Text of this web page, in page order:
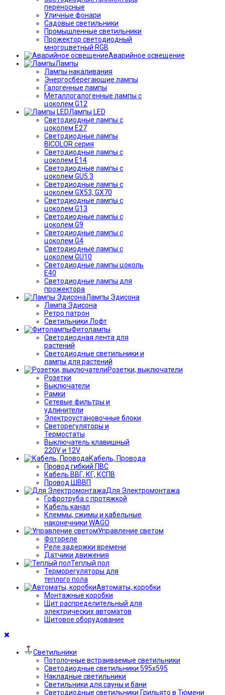
переносные
Уличные фонари
Садовые светильники
Промышленные светильники
Прожектор светодиодный
многоцветный RGB
Аварийное освещение
Лампы
Лампы накаливания
Энергосберегающие лампы
Галогенные лампы
Металлогалогенные лампы с
цоколем G12
Лампы LED
Светодиодные лампы с
цоколем E27
Светодиодные лампы
BICOLOR серия
Светодиодные лампы с
цоколем E14
Светодиодные лампы с
цоколем GU5.3
Светодиодные лампы с
цоколем GX53, GX70
Светодиодные лампы с
цоколем G13
Светодиодные лампы с
цоколем G9
Светодиодные лампы с
цоколем G4
Светодиодные лампы с
цоколем GU10
Светодиодные лампы цоколь
Е40
Светодиодные лампы для
прожектора
Лампы Эдисона
Лампа Эдисона
Ретро патрон
Светильники Лофт
Фитолампы
Светодиодная лента для
растений
Светодиодные светильники и
лампы для растений
Розетки, выключатели
Розетки
Выключатели
Рамки
Сетевые фильтры и
удлинители
Электроустановочные блоки
Светорегуляторы и
Термостаты
Выключатель клавишный
220V и 12V
Кабель, Провода
Провод гибкий ПВС
Кабель ВВГ, КГ, КСПВ
Провод ШВВП
Для Электромонтажа
Гофротруба с протяжкой
Кабель канал
Клеммы, сжимы и кабельные
наконечники WAGO
Управление светом
Фотореле
Реле задержки времени
Датчики движения
Теплый пол
Терморегуляторы для
теплого пола
Автоматы, коробки
Монтажные коробки
Щит распределительный для
электрических автоматов
Щитовое оборудование
Светильники
Потолочные встраиваемые светильники
Светодиодные светильники 595х595
Накладные светильники
Светильники для сауны и бани
Светодиодные светильники Грильято в Тюмени